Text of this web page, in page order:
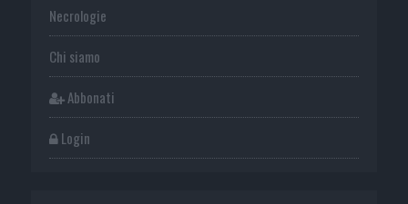
Necrologie
Chi siamo
Abbonati
Login